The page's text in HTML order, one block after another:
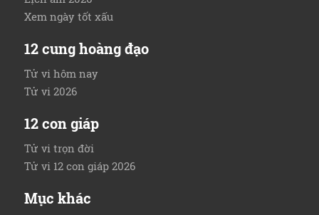
Xem ngày tốt xấu
12 cung hoàng đạo
Tử vi hôm nay
Tử vi 2026
12 con giáp
Tử vi trọn đời
Tử vi 12 con giáp 2026
Mục khác